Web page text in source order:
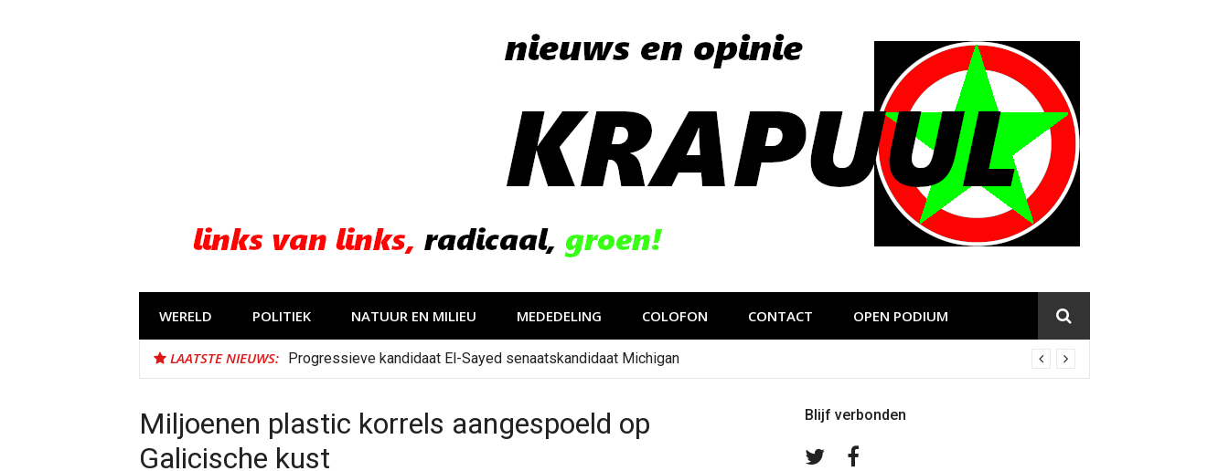
WERELD POLITIEK NATUUR EN MILIEU MEDEDELING COLOFON CONTACT OPEN PODIUM
LAATSTE NIEUWS: Progressieve kandidaat El-Sayed senaatskandidaat Michigan
Miljoenen plastic korrels aangespoeld op
Galicische kust
Blijf verbonden
Volg